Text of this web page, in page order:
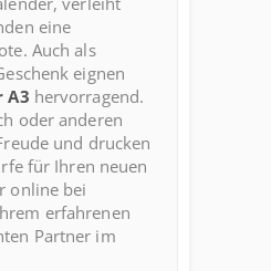
eine
Auch als
eignen
A3 hervorragend.
oder anderen
und drucken
für Ihren neuen
online bei
erfahrenen
Partner im